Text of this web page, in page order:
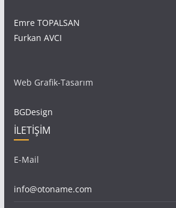
Emre TOPALSAN
Furkan AVCI
Web Grafik-Tasarım
BGDesign
İLETİŞİM
E-Mail
info@otoname.com